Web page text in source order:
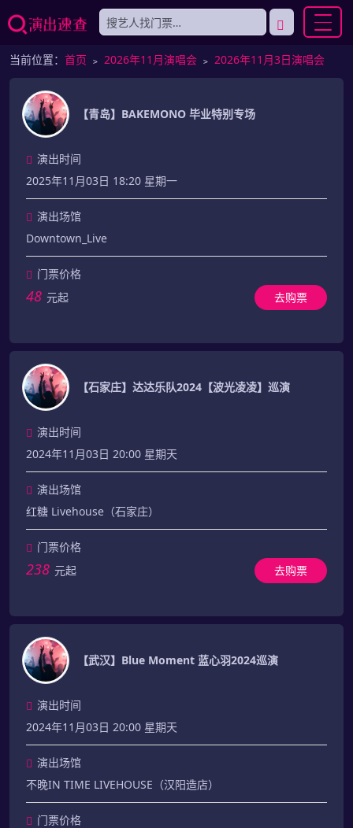
当前位置： 首页 ﹥ 2026年11月演唱会 ﹥ 2026年11月3日演唱会
【青岛】BAKEMONO 毕业特别专场
演出时间
2025年11月03日 18:20 星期一
演出场馆
Downtown_Live
门票价格
48 元起 去购票
【石家庄】达达乐队2024【波光凌凌】巡演
演出时间
2024年11月03日 20:00 星期天
演出场馆
红糖 Livehouse（石家庄）
门票价格
238 元起 去购票
【武汉】Blue Moment 蓝心羽2024巡演
演出时间
2024年11月03日 20:00 星期天
演出场馆
不晚IN TIME LIVEHOUSE（汉阳造店）
门票价格